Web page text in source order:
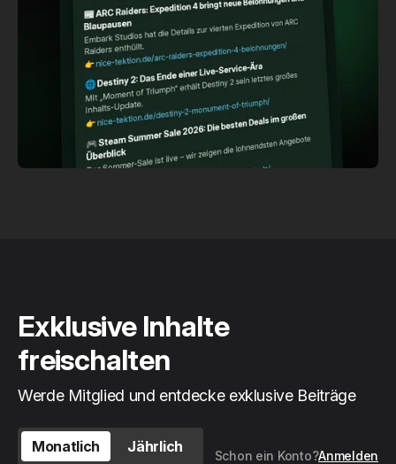
Exklusive Inhalte
freischalten
Werde Mitglied und entdecke exklusive Beiträge
Monatlich Jährlich
Schon ein Konto?Anmelden